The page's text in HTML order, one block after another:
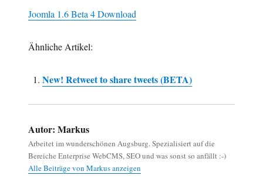
Joomla 1.6 Beta 4 Download
Ähnliche Artikel:
New! Retweet to share tweets (BETA)
Autor: Markus
Arbeitet im wunderschönen Augsburg. Spezialisiert auf die
Bereiche Enterprise WebCMS, SEO und was sonst so anfällt :-)
Alle Beiträge von Markus anzeigen